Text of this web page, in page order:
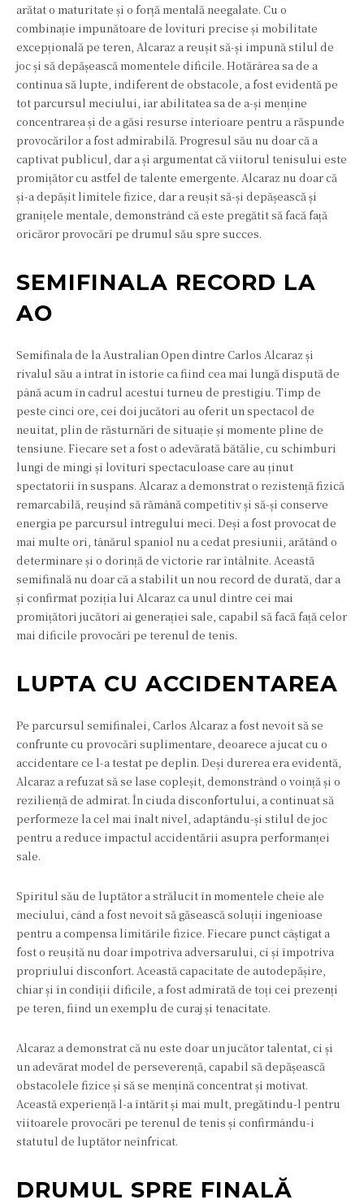
arătat o maturitate și o forță mentală neegalate. Cu o
combinație impunătoare de lovituri precise și mobilitate
excepțională pe teren, Alcaraz a reușit să-și impună stilul de
joc și să depășească momentele dificile. Hotărârea sa de a
continua să lupte, indiferent de obstacole, a fost evidentă pe
tot parcursul meciului, iar abilitatea sa de a-și menține
concentrarea și de a găsi resurse interioare pentru a răspunde
provocărilor a fost admirabilă. Progresul său nu doar că a
captivat publicul, dar a și argumentat că viitorul tenisului este
promițător cu astfel de talente emergente. Alcaraz nu doar că
și-a depășit limitele fizice, dar a reușit să-și depășească și
granițele mentale, demonstrând că este pregătit să facă față
oricăror provocări pe drumul său spre succes.
SEMIFINALA RECORD LA
AO
Semifinala de la Australian Open dintre Carlos Alcaraz și
rivalul său a intrat în istorie ca fiind cea mai lungă dispută de
până acum în cadrul acestui turneu de prestigiu. Timp de
peste cinci ore, cei doi jucători au oferit un spectacol de
neuitat, plin de răsturnări de situație și momente pline de
tensiune. Fiecare set a fost o adevărată bătălie, cu schimburi
lungi de mingi și lovituri spectaculoase care au ținut
spectatorii în suspans. Alcaraz a demonstrat o rezistență fizică
remarcabilă, reușind să rămână competitiv și să-și conserve
energia pe parcursul întregului meci. Deși a fost provocat de
mai multe ori, tânărul spaniol nu a cedat presiunii, arătând o
determinare și o dorință de victorie rar întâlnite. Această
semifinală nu doar că a stabilit un nou record de durată, dar a
și confirmat poziția lui Alcaraz ca unul dintre cei mai
promițători jucători ai generației sale, capabil să facă față celor
mai dificile provocări pe terenul de tenis.
LUPTA CU ACCIDENTAREA
Pe parcursul semifinalei, Carlos Alcaraz a fost nevoit să se
confrunte cu provocări suplimentare, deoarece a jucat cu o
accidentare ce l-a testat pe deplin. Deși durerea era evidentă,
Alcaraz a refuzat să se lase copleșit, demonstrând o voință și o
reziliență de admirat. În ciuda disconfortului, a continuat să
performeze la cel mai înalt nivel, adaptându-și stilul de joc
pentru a reduce impactul accidentării asupra performanței
sale.
Spiritul său de luptător a strălucit în momentele cheie ale
meciului, când a fost nevoit să găsească soluții ingenioase
pentru a compensa limitările fizice. Fiecare punct câștigat a
fost o reușită nu doar împotriva adversarului, ci și împotriva
propriului disconfort. Această capacitate de autodepășire,
chiar și în condiții dificile, a fost admirată de toți cei prezenți
pe teren, fiind un exemplu de curaj și tenacitate.
Alcaraz a demonstrat că nu este doar un jucător talentat, ci și
un adevărat model de perseverență, capabil să depășească
obstacolele fizice și să se mențină concentrat și motivat.
Această experiență l-a întărit și mai mult, pregătindu-l pentru
viitoarele provocări pe terenul de tenis și confirmându-i
statutul de luptător neînfricat.
DRUMUL SPRE FINALĂ